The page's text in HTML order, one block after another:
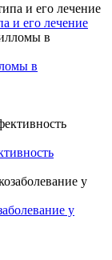
и его лечение
в
у